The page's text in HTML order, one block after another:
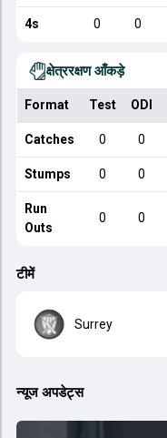
4s 0 0
क्षेत्ररक्षण आँकड़े
Format Test ODI
Catches 0 0
Stumps 0 0
Run
Outs
0 0
टीमें
Surrey
न्यूज अपडेट्स